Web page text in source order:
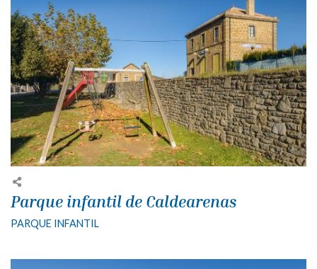
Parque infantil de Caldearenas
PARQUE INFANTIL